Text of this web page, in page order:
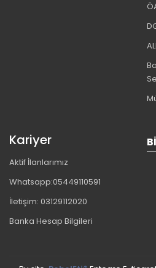
Kariyer
Aktif İlanlarımız
Whatsapp:05449110591
İletişim: 03129112020
Banka Hesap Bilgileri